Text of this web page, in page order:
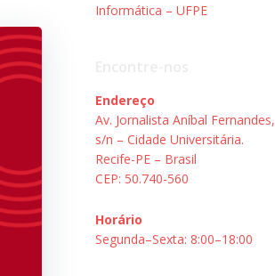
Informática – UFPE
Endereço
Av. Jornalista Aníbal Fernandes,
s/n – Cidade Universitária.
Recife-PE – Brasil
CEP: 50.740-560
Horário
Segunda–Sexta: 8:00–18:00